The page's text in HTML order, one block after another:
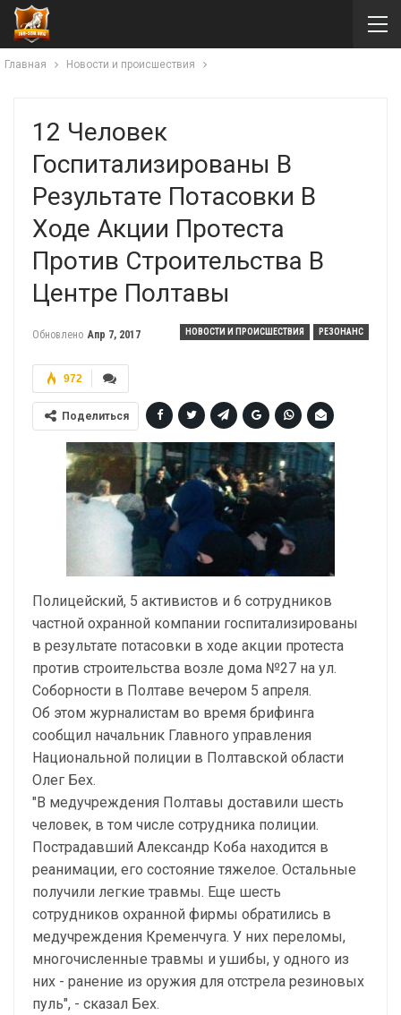
Главная Новости и происшествия
12 Человек
Госпитализированы В
Результате Потасовки В
Ходе Акции Протеста
Против Строительства В
Центре Полтавы
НОВОСТИ И ПРОИСШЕСТВИЯ РЕЗОНАНС
Обновлено Апр 7, 2017
972
Поделиться
Полицейский, 5 активистов и 6 сотрудников
частной охранной компании госпитализированы
в результате потасовки в ходе акции протеста
против строительства возле дома №27 на ул.
Соборности в Полтаве вечером 5 апреля.
Об этом журналистам во время брифинга
сообщил начальник Главного управления
Национальной полиции в Полтавской области
Олег Бех.
"В медучреждения Полтавы доставили шесть
человек, в том числе сотрудника полиции.
Пострадавший Александр Коба находится в
реанимации, его состояние тяжелое. Остальные
получили легкие травмы. Еще шесть
сотрудников охранной фирмы обратились в
медучреждения Кременчуга. У них переломы,
многочисленные травмы и ушибы, у одного из
них - ранение из оружия для отстрела резиновых
пуль", - сказал Бех.